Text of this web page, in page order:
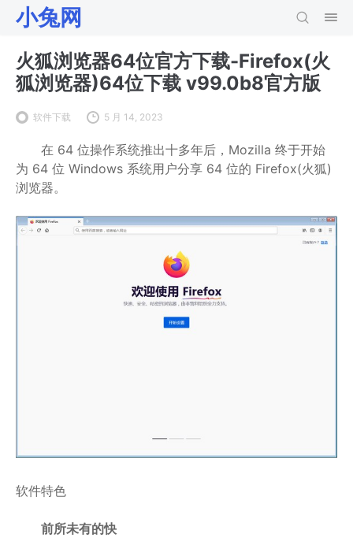
小兔网
火狐浏览器64位官方下载-Firefox(火
狐浏览器)64位下载 v99.0b8官方版
软件下载 5 月 14, 2023
在 64 位操作系统推出十多年后，Mozilla 终于开始
为 64 位 Windows 系统用户分享 64 位的 Firefox(火狐)
浏览器。
软件特色
前所未有的快